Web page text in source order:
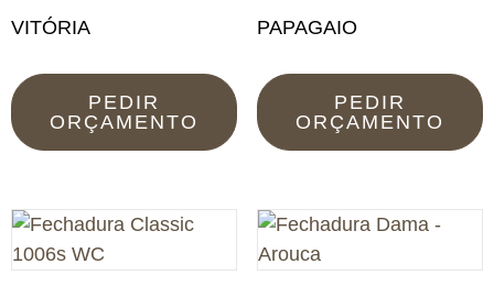
VITÓRIA
PEDIR
ORÇAMENTO
PAPAGAIO
PEDIR
ORÇAMENTO